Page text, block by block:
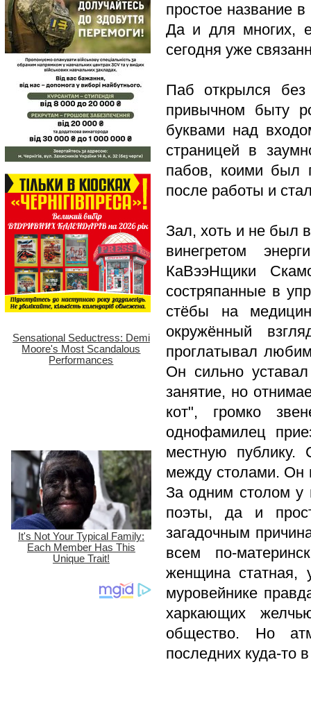
простое название
Да и для многих,
сегодня уже
Паб открылся
привычном быту
буквами над
страницей в
пабов, коими был
после работы и
Зал, хоть и не был
винегретом
КаВээНщики
состряпанные в
стёбы на
окружённый
проглатывал
Он сильно
занятие, но
кот", громко
однофамилец
местную публику.
между столами. Он
За одним столом у
поэты, да и
загадочным
всем по-
женщина статная,
муровейнике
харкающих
общество. Но
последних куда-то